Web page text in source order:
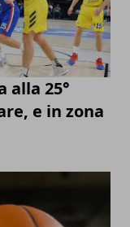
alla 25°
e in zona